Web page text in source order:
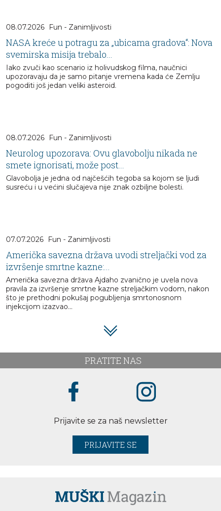
08.07.2026 Fun - Zanimljivosti
NASA kreće u potragu za „ubicama gradova“: Nova
svemirska misija trebalo...
Iako zvuči kao scenario iz holivudskog filma, naučnici
upozoravaju da je samo pitanje vremena kada će Zemlju
pogoditi još jedan veliki asteroid.
08.07.2026 Fun - Zanimljivosti
Neurolog upozorava: Ovu glavobolju nikada ne
smete ignorisati, može post...
Glavobolja je jedna od najčešćih tegoba sa kojom se ljudi
susreću i u većini slučajeva nije znak ozbiljne bolesti.
07.07.2026 Fun - Zanimljivosti
Američka savezna država uvodi streljački vod za
izvršenje smrtne kazne:...
Američka savezna država Ajdaho zvanično je uvela nova
pravila za izvršenje smrtne kazne streljačkim vodom, nakon
što je prethodni pokušaj pogubljenja smrtonosnom
injekcijom izazvao...
PRATITE NAS
Prijavite se za naš newsletter
PRIJAVITE SE